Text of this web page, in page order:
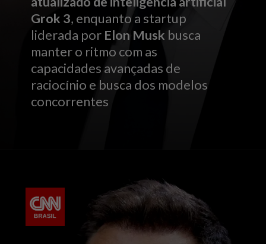
Grok 3, enquanto a startup
liderada por Elon Musk busca
manter o ritmo com as
capacidades avançadas de
raciocínio e busca dos modelos
concorrentes